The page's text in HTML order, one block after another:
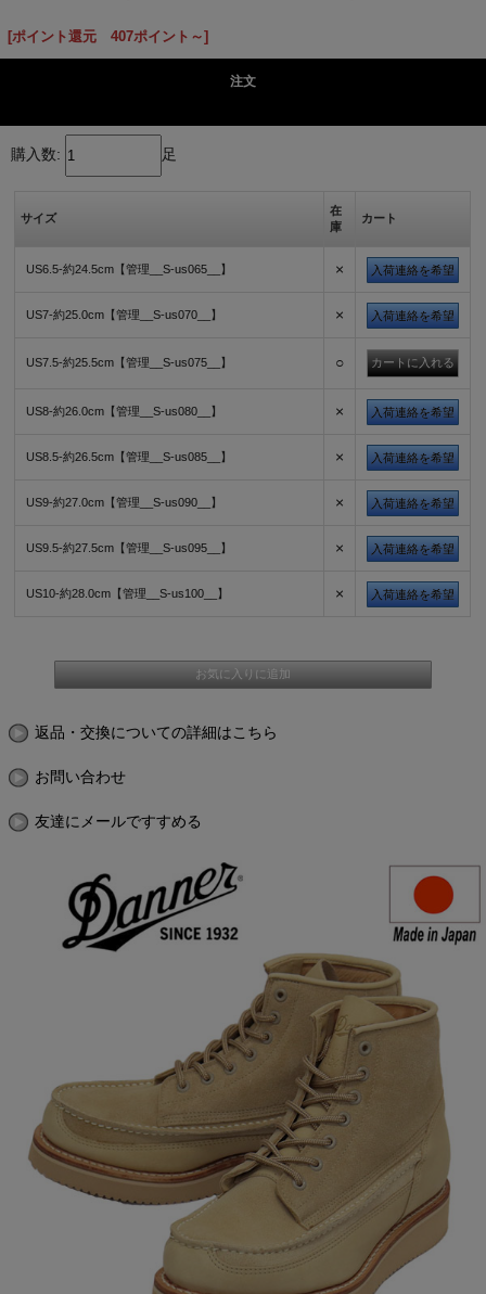
[ポイント還元 407ポイント～]
注文
購入数: 足
サイズ
在
庫
カート
US6.5-約24.5cm【管理__S-us065__】 × 入荷連絡を希望
US7-約25.0cm【管理__S-us070__】 × 入荷連絡を希望
US7.5-約25.5cm【管理__S-us075__】 ○
US8-約26.0cm【管理__S-us080__】 × 入荷連絡を希望
US8.5-約26.5cm【管理__S-us085__】 × 入荷連絡を希望
US9-約27.0cm【管理__S-us090__】 × 入荷連絡を希望
US9.5-約27.5cm【管理__S-us095__】 × 入荷連絡を希望
US10-約28.0cm【管理__S-us100__】 × 入荷連絡を希望
返品・交換についての詳細はこちら
お問い合わせ
友達にメールですすめる